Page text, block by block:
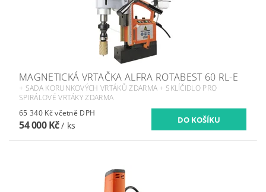
MAGNETICKÁ VRTAČKA ALFRA ROTABEST 60 RL-E
+ SADA KORUNKOVÝCH VRTÁKŮ ZDARMA + SKLÍČIDLO PRO
SPIRÁLOVÉ VRTÁKY ZDARMA
65 340 Kč včetně DPH
54 000 Kč/ ks